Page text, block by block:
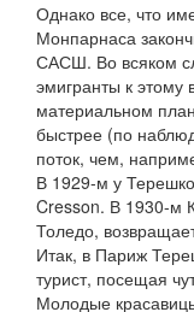
Однако все, что
Монпарнаса
САСШ. Во всяком
эмигранты к этому
материальном
быстрее (по
поток, чем,
В 1929-м у
Cresson. В 1930-м
Толедо,
Итак, в Париж
турист, посещая
Молодые